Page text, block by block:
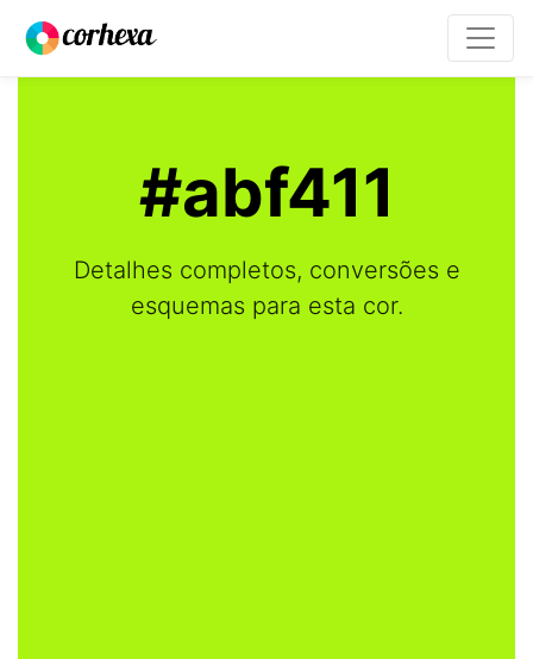
#abf411
Detalhes completos, conversões e
esquemas para esta cor.